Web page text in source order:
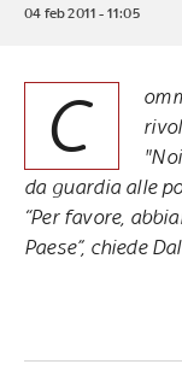
04 feb 2011 - 11:05
C
da guardia alle
“Per favore,
Paese”, chiede